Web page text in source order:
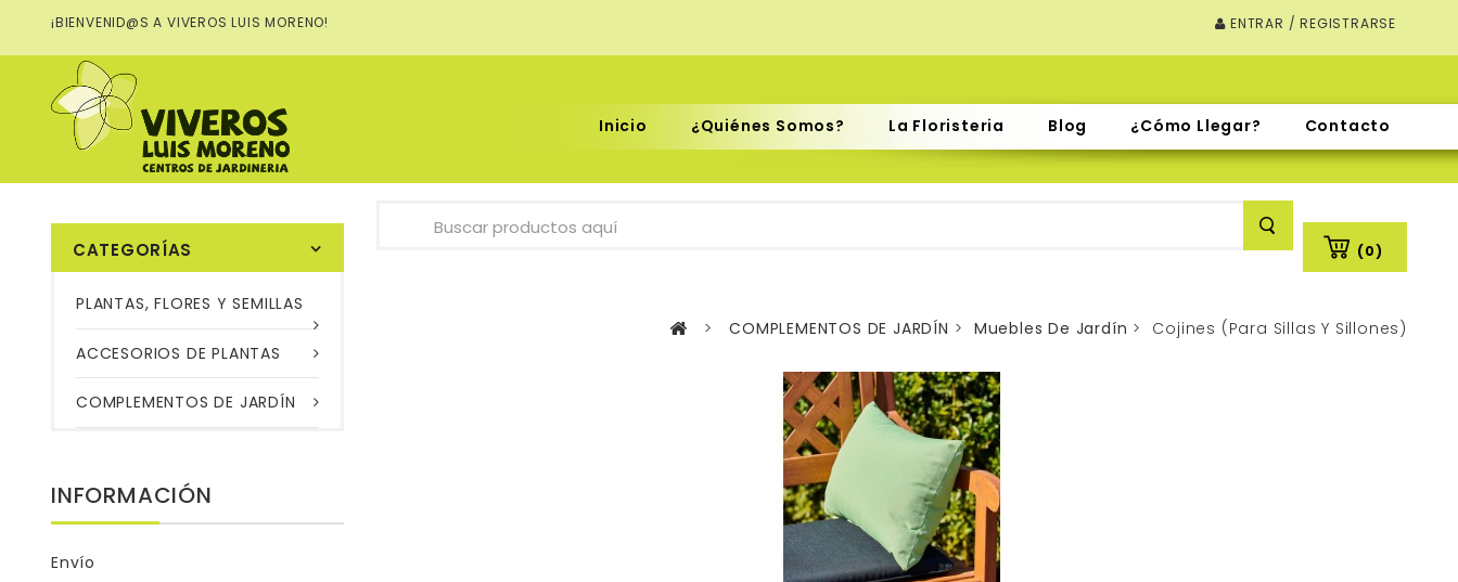
ENTRAR / REGISTRARSE
¡BIENVENID@S A VIVEROS LUIS MORENO!
Inicio ¿Quiénes Somos? La Floristeria Blog ¿Cómo Llegar? Contacto
(0)
CATEGORÍAS
PLANTAS, FLORES Y SEMILLAS
ACCESORIOS DE PLANTAS
COMPLEMENTOS DE JARDÍN
INFORMACIÓN
Envío
> COMPLEMENTOS DE JARDÍN > Muebles De Jardín > Cojines (Para Sillas Y Sillones)